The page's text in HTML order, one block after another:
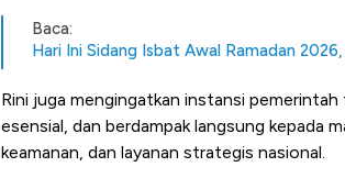
Baca:
Hari Ini Sidang Isbat Awal Ramadan
Rini juga mengingatkan instansi
esensial, dan berdampak langsung kepada
keamanan, dan layanan strategis nasional.